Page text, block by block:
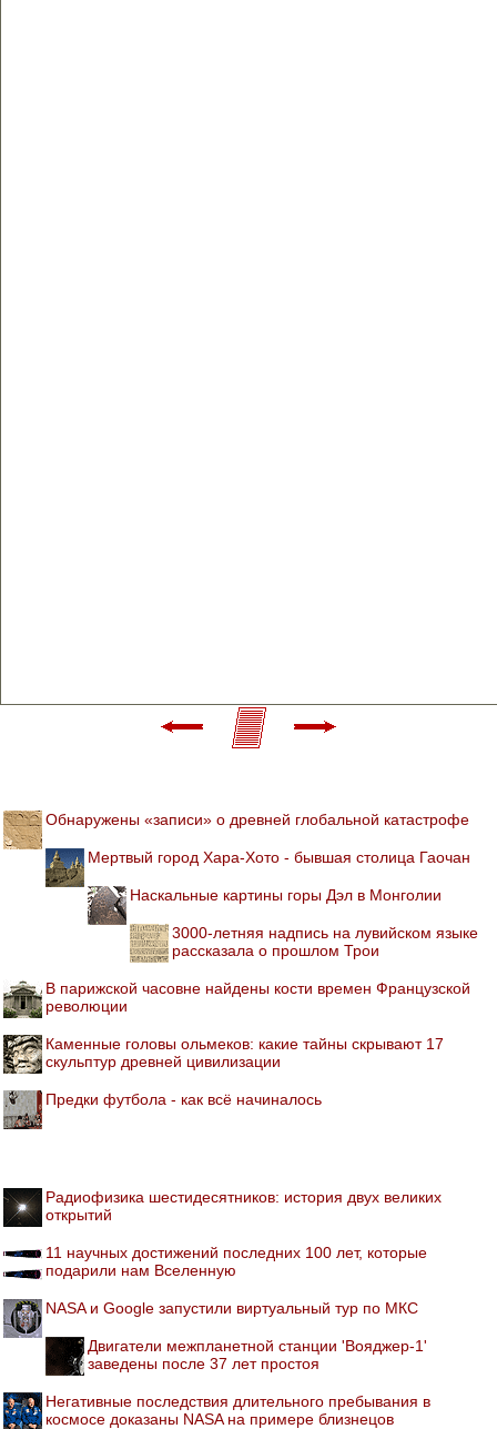
Обнаружены «записи» о древней глобальной катастрофе
Мертвый город Хара-Хото - бывшая столица Гаочан
Наскальные картины горы Дэл в Монголии
3000-летняя надпись на лувийском языке
рассказала о прошлом Трои
В парижской часовне найдены кости времен Французской
революции
Каменные головы ольмеков: какие тайны скрывают 17
скульптур древней цивилизации
Предки футбола - как всё начиналось
Радиофизика шестидесятников: история двух великих
открытий
11 научных достижений последних 100 лет, которые
подарили нам Вселенную
NASA и Google запустили виртуальный тур по МКС
Двигатели межпланетной станции 'Вояджер-1'
заведены после 37 лет простоя
Негативные последствия длительного пребывания в
космосе доказаны NASA на примере близнецов